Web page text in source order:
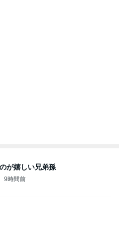
が嬉しい兄弟孫
9時間前